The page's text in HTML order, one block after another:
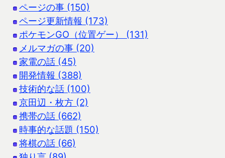
ページの事 (150)
ページ更新情報 (173)
ポケモンGO（位置ゲー） (131)
メルマガの事 (20)
家電の話 (45)
開発情報 (388)
技術的な話 (100)
京田辺・枚方 (2)
携帯の話 (662)
時事的な話題 (150)
将棋の話 (66)